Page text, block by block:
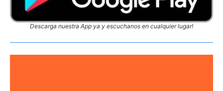
Descarga nuestra App ya y escuchanos en cualquier lugar!